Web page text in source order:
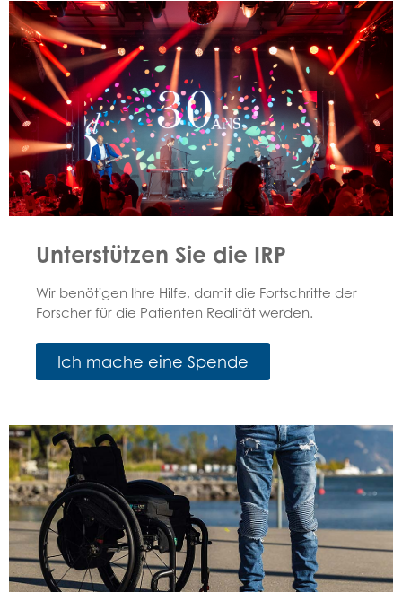
Unterstützen Sie die IRP
Wir benötigen Ihre Hilfe, damit die Fortschritte der
Forscher für die Patienten Realität werden.
Ich mache eine Spende